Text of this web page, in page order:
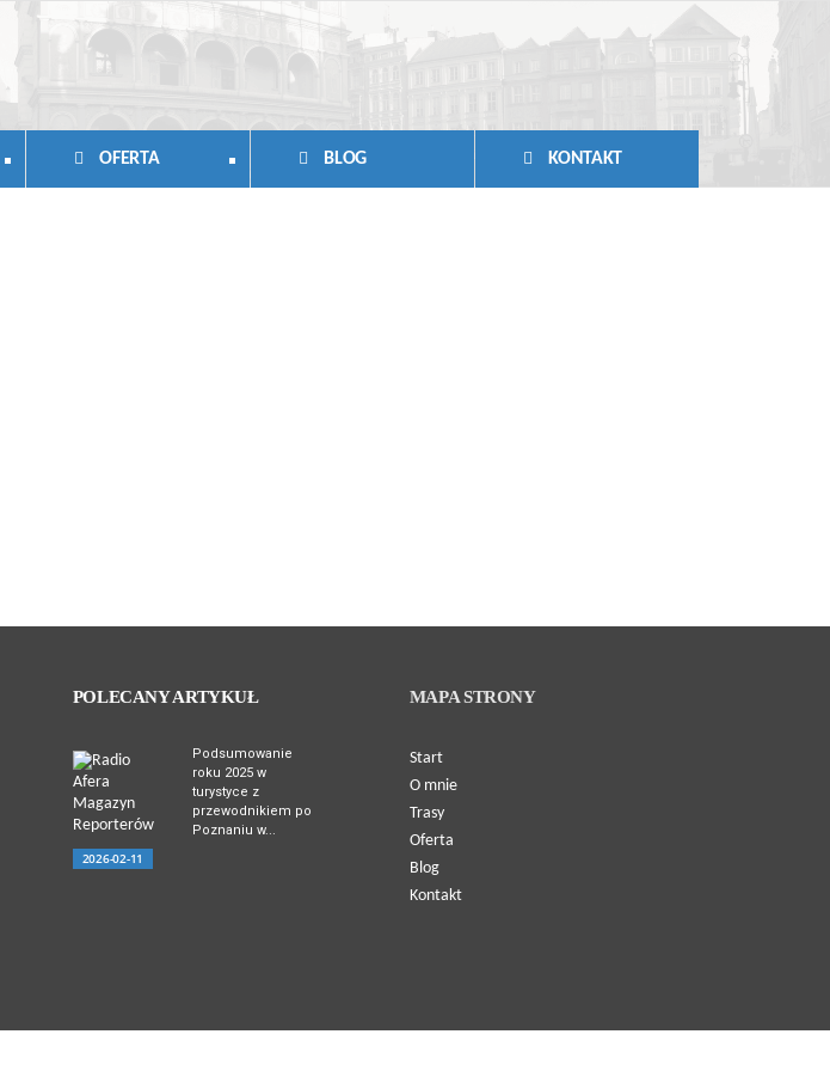
OFERTA BLOG KONTAKT
POLECANY ARTYKUŁ
Podsumowanie
roku 2025 w
turystyce z
przewodnikiem po
Poznaniu w...
2026-02-11
MAPA STRONY
Start
O mnie
Trasy
Oferta
Blog
Kontakt